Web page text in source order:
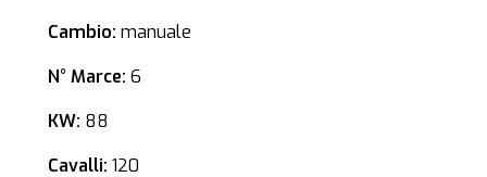
Cambio: manuale
N° Marce: 6
KW: 88
Cavalli: 120